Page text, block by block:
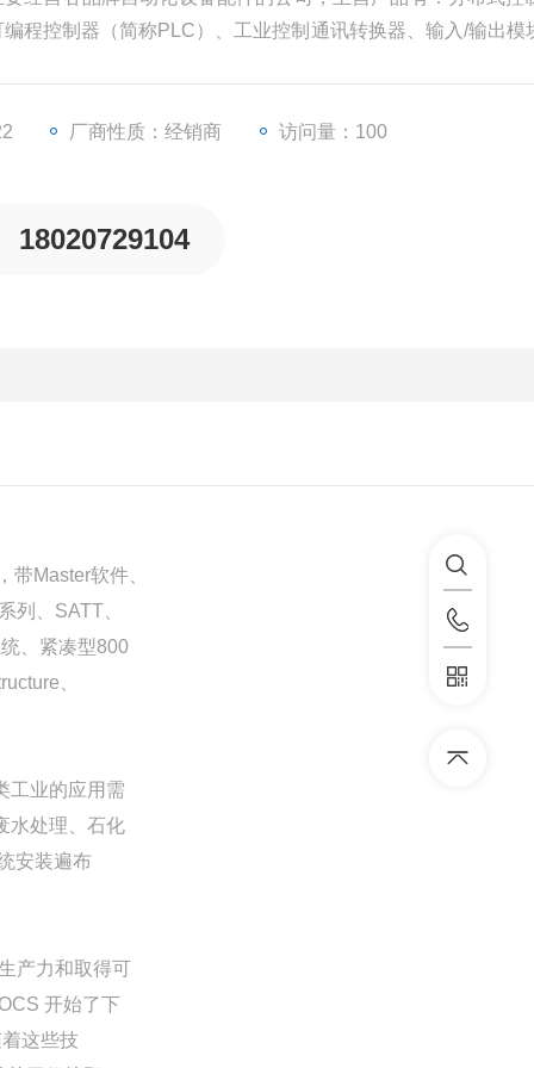
程控制器（简称PLC）、工业控制通讯转换器、输入/输出模
厂商性质：经销商 访问量：100
18020729104
Master软件、
列、SATT、
、紧凑型800
、
工业的应用需
水处理、石化
安装遍布
产力和取得可
开始了下
这些技